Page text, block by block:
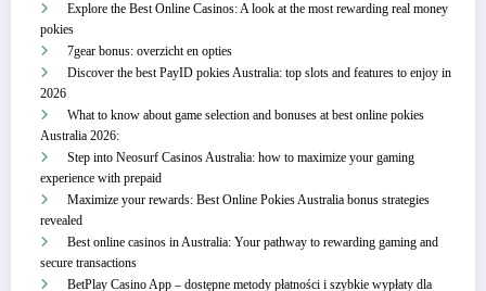
Explore the Best Online Casinos: A look at the most rewarding real money
pokies
7gear bonus: overzicht en opties
Discover the best PayID pokies Australia: top slots and features to enjoy in
2026
What to know about game selection and bonuses at best online pokies
Australia 2026:
Step into Neosurf Casinos Australia: how to maximize your gaming
experience with prepaid
Maximize your rewards: Best Online Pokies Australia bonus strategies
revealed
Best online casinos in Australia: Your pathway to rewarding gaming and
secure transactions
BetPlay Casino App – dostępne metody płatności i szybkie wypłaty dla